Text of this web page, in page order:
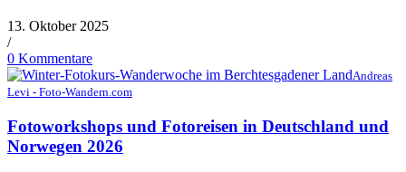
13. Oktober 2025
/
0 Kommentare
Andreas
Levi - Foto-Wandern.com
Fotoworkshops und Fotoreisen in Deutschland und
Norwegen 2026